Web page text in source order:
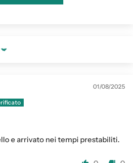
01/08/2025
e arrivato nei tempi prestabiliti.